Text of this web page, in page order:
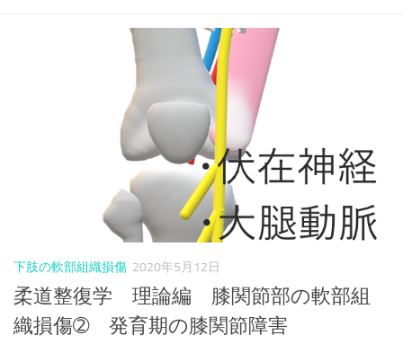
下肢の軟部組織損傷 2020年5月12日
柔道整復学 理論編 膝関節部の軟部組
織損傷➁ 発育期の膝関節障害